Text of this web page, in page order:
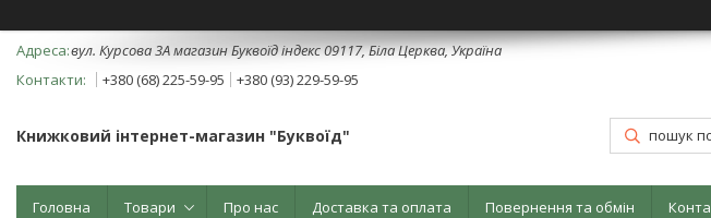
вул. Курсова 3А магазин Буквоїд індекс 09117, Біла Церква, Україна
+380 (68) 225-59-95
+380 (93) 229-59-95
Книжковий інтернет-магазин "Буквоїд"
Головна Товари Про нас Доставка та оплата Повернення та обмін